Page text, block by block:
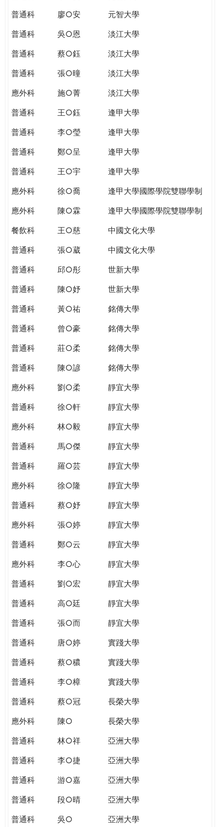
普通科
廖○安
元智大學
普通科
吳○恩
淡江大學
普通科
蔡○鈺
淡江大學
普通科
張○曈
淡江大學
應外科
施○菁
淡江大學
普通科
王○鈺
逢甲大學
普通科
李○瑩
逢甲大學
普通科
鄭○呈
逢甲大學
普通科
王○宇
逢甲大學
應外科
徐○喬
逢甲大學國際學院雙聯學制
應外科
陳○霖
逢甲大學國際學院雙聯學制
餐飲科
王○慈
中國文化大學
普通科
張○葳
中國文化大學
普通科
邱○彤
世新大學
普通科
陳○妤
世新大學
普通科
黃○祐
銘傳大學
普通科
曾○豪
銘傳大學
普通科
莊○柔
銘傳大學
普通科
陳○諺
銘傳大學
應外科
劉○柔
靜宜大學
普通科
徐○軒
靜宜大學
應外科
林○毅
靜宜大學
普通科
馬○傑
靜宜大學
普通科
羅○芸
靜宜大學
應外科
徐○隆
靜宜大學
普通科
蔡○妤
靜宜大學
應外科
張○婷
靜宜大學
普通科
鄭○云
靜宜大學
應外科
李○心
靜宜大學
普通科
劉○宏
靜宜大學
普通科
高○廷
靜宜大學
普通科
張○而
靜宜大學
普通科
唐○婷
實踐大學
普通科
蔡○穠
實踐大學
普通科
李○樟
實踐大學
普通科
蔡○冠
長榮大學
應外科
陳○
長榮大學
普通科
林○祥
亞洲大學
普通科
李○捷
亞洲大學
普通科
游○嘉
亞洲大學
普通科
段○晴
亞洲大學
普通科
吳○ 亞洲大學